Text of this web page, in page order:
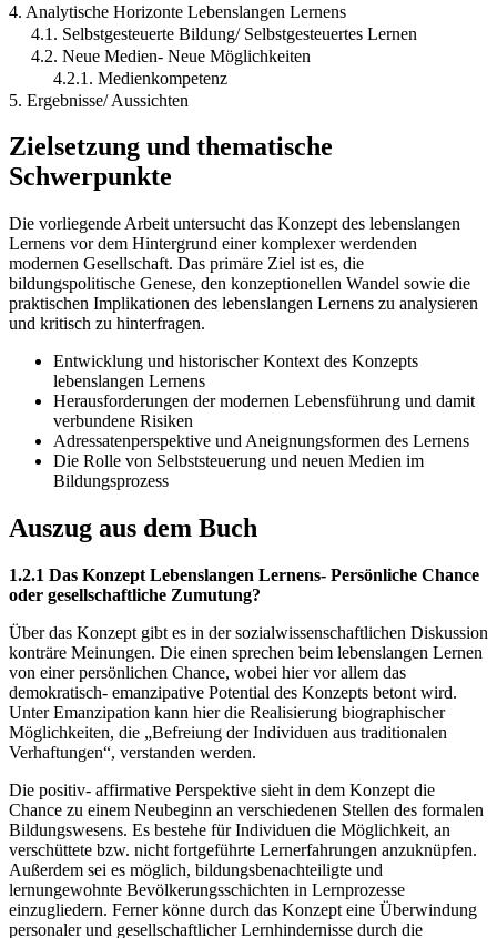
4. Analytische Horizonte Lebenslangen Lernens
4.1. Selbstgesteuerte Bildung/ Selbstgesteuertes Lernen
4.2. Neue Medien- Neue Möglichkeiten
4.2.1. Medienkompetenz
5. Ergebnisse/ Aussichten
Zielsetzung und thematische
Schwerpunkte
Die vorliegende Arbeit untersucht das Konzept des lebenslangen
Lernens vor dem Hintergrund einer komplexer werdenden
modernen Gesellschaft. Das primäre Ziel ist es, die
bildungspolitische Genese, den konzeptionellen Wandel sowie die
praktischen Implikationen des lebenslangen Lernens zu analysieren
und kritisch zu hinterfragen.
Entwicklung und historischer Kontext des Konzepts
lebenslangen Lernens
Herausforderungen der modernen Lebensführung und damit
verbundene Risiken
Adressatenperspektive und Aneignungsformen des Lernens
Die Rolle von Selbststeuerung und neuen Medien im
Bildungsprozess
Auszug aus dem Buch
1.2.1 Das Konzept Lebenslangen Lernens- Persönliche Chance
oder gesellschaftliche Zumutung?
Über das Konzept gibt es in der sozialwissenschaftlichen Diskussion
konträre Meinungen. Die einen sprechen beim lebenslangen Lernen
von einer persönlichen Chance, wobei hier vor allem das
demokratisch- emanzipative Potential des Konzepts betont wird.
Unter Emanzipation kann hier die Realisierung biographischer
Möglichkeiten, die „Befreiung der Individuen aus traditionalen
Verhaftungen“, verstanden werden.
Die positiv- affirmative Perspektive sieht in dem Konzept die
Chance zu einem Neubeginn an verschiedenen Stellen des formalen
Bildungswesens. Es bestehe für Individuen die Möglichkeit, an
verschüttete bzw. nicht fortgeführte Lernerfahrungen anzuknüpfen.
Außerdem sei es möglich, bildungsbenachteiligte und
lernungewohnte Bevölkerungsschichten in Lernprozesse
einzugliedern. Ferner könne durch das Konzept eine Überwindung
personaler und gesellschaftlicher Lernhindernisse durch die